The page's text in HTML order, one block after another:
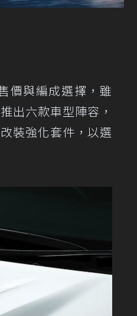
價與編成選擇，雖
出六款車型陣容，
裝強化套件，以選